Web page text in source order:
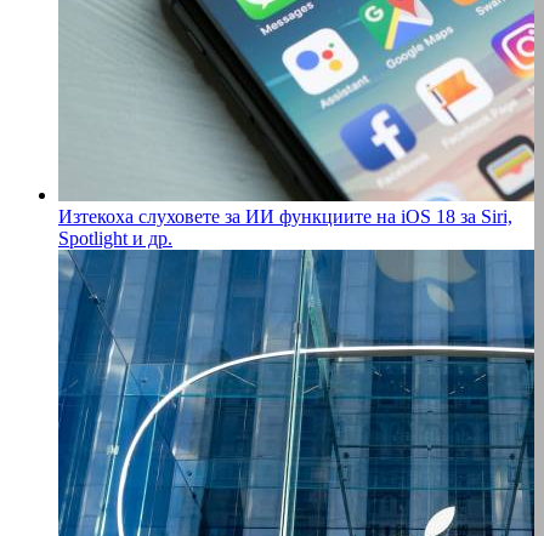
Изтекоха слуховете за ИИ функциите на iOS 18 за Siri,
Spotlight и др.